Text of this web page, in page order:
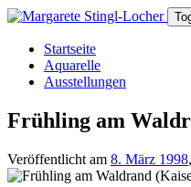
Startseite
Aquarelle
Ausstellungen
Frühling am
Veröffentlicht am 8. März 1998